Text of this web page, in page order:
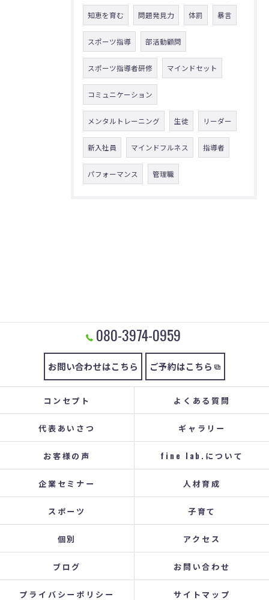
知恵を育む 問題発見力 体罰 暴言
スポーツ指導 部活動顧問
スポーツ指導者研修 マインドセット
コミュニケーション
メンタルトレーニング 生徒 リーダー
新入社員 マインドフルネス 指導者
パフォーマンス 管理職
080-3974-0959
お問い合わせはこちら ご予約はこちら
コンセプト よくある質問
代表あいさつ ギャラリー
お客様の声 fine lab.について
企業セミナー 人材育成
スポーツ 子育て
個別 アクセス
ブログ お問い合わせ
プライバシーポリシー サイトマップ